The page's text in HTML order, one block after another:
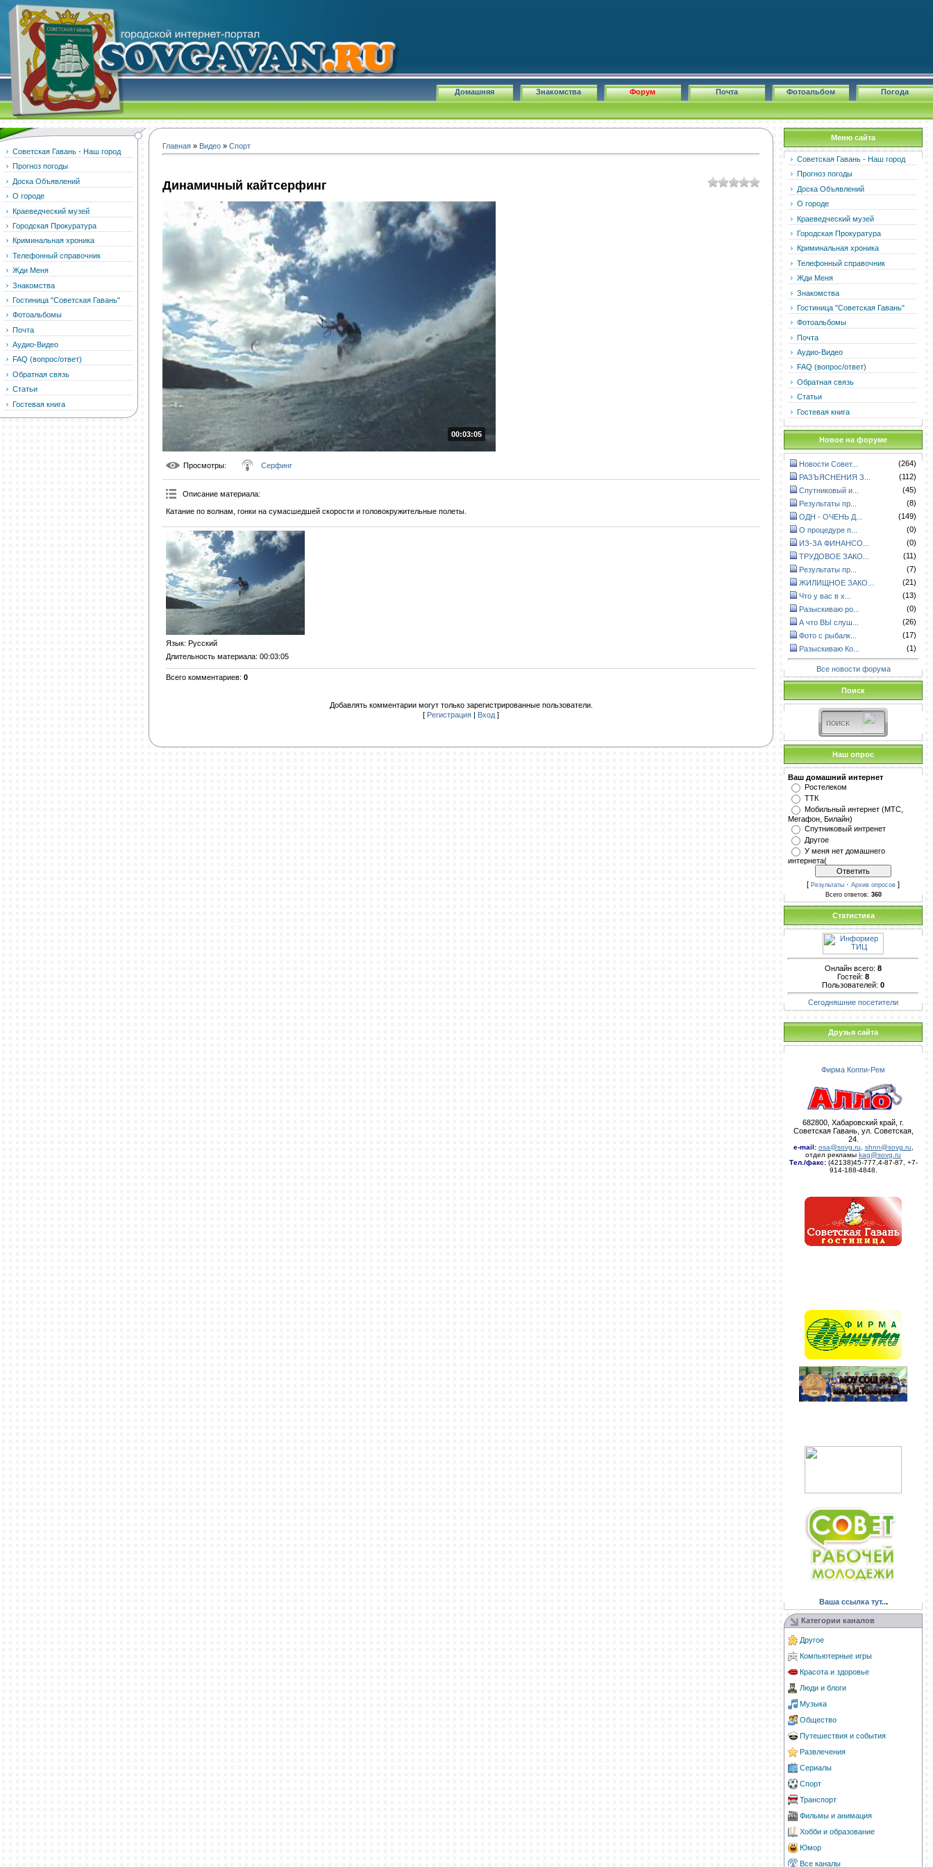
Погода
Фотоальбом
Почта
Форум
Знакомства
Домашняя
Советская Гавань - Наш город
Прогноз погоды
Доска Объявлений
О городе
Краеведческий музей
Городская Прокуратура
Криминальная хроника
Телефонный справочник
Жди Меня
Знакомства
Гостиница "Советская Гавань"
Фотоальбомы
Почта
Аудио-Видео
FAQ (вопрос/ответ)
Обратная связь
Статьи
Гостевая книга
Главная » Видео » Спорт
Динамичный кайтсерфинг
00:03:05
Просмотры: Серфинг
Описание материала:
Катание по волнам, гонки на сумасшедшей скорости и головокружительные полеты.
Язык: Русский
Длительность материала: 00:03:05
Всего комментариев: 0
Добавлять комментарии могут только зарегистрированные пользователи.
[ Регистрация | Вход ]
Меню сайта
Советская Гавань - Наш город
Прогноз погоды
Доска Объявлений
О городе
Краеведческий музей
Городская Прокуратура
Криминальная хроника
Телефонный справочник
Жди Меня
Знакомства
Гостиница "Советская Гавань"
Фотоальбомы
Почта
Аудио-Видео
FAQ (вопрос/ответ)
Обратная связь
Статьи
Гостевая книга
Новое на форуме
Новости Совет...
(264)
РАЗЪЯСНЕНИЯ З...
(112)
Спутниковый и...
(45)
Результаты пр...
(8)
ОДН - ОЧЕНЬ Д...
(149)
О процедуре п...
(0)
ИЗ-ЗА ФИНАНСО...
(0)
ТРУДОВОЕ ЗАКО...
(11)
Результаты пр...
(7)
ЖИЛИЩНОЕ ЗАКО...
(21)
Что у вас в х...
(13)
Разыскиваю ро...
(0)
А что ВЫ слуш...
(26)
Фото с рыбалк...
(17)
Разыскиваю Ко...
(1)
Все новости форума
Поиск
Наш опрос
Ваш домашний интернет
Ростелеком
ТТК
Мобильный интернет (МТС,
Мегафон, Билайн)
Спутниковый интренет
Другое
У меня нет домашнего
интернета(
[ Результаты · Архив опросов ]
Всего ответов: 360
Статистика
Онлайн всего: 8
Гостей: 8
Пользователей: 0
Сегодняшние посетители
Друзья сайта
Фирма Коппи-Рем
682800, Хабаровский край, г.
Советская Гавань, ул. Советская,
24.
e-mail: osa@sovg.ru shnn@sovg.ru
отдел рекламы kag@sovg.ru
Тел./факс:(42138)45-777,4-87-87, +7-
914-188-4848.
Ваша ссылка тут...
Категории каналов
Другое
Компьютерные игры
Красота и здоровье
Люди и блоги
Музыка
Общество
Путешествия и события
Развлечения
Сериалы
Спорт
Транспорт
Фильмы и анимация
Хобби и образование
Юмор
Все каналы